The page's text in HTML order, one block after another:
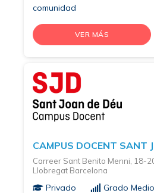
comunidad
VER MÁS
CAMPUS DOCENT SANT
Carreer Sant Benito Menni, 18-
Llobregat Barcelona
Privado
Grado